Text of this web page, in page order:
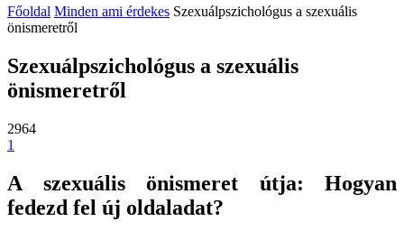
Főoldal Minden ami érdekes Szexuálpszichológus a szexuális
önismeretről
Szexuálpszichológus a szexuális
önismeretről
2964
1
A szexuális önismeret útja: Hogyan
fedezd fel új oldaladat?